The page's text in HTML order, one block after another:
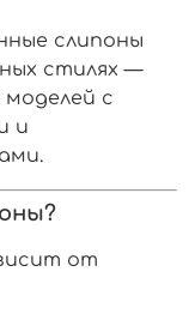
слипоны
стилях —
моделей с
и
от